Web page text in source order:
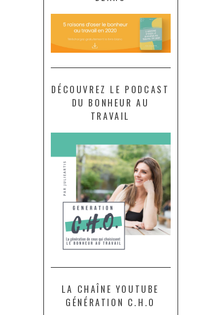
DÉCOUVREZ LE PODCAST
DU BONHEUR AU
TRAVAIL
LA CHAÎNE YOUTUBE
GÉNÉRATION C.H.O